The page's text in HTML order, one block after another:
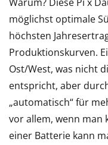
möglichst optimale
höchsten
Produktionskurven.
Ost/West, was nicht
entspricht, aber
„automatisch“ für
vor allem, wenn man
einer Batterie kann